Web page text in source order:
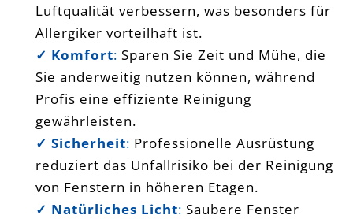
Luftqualität verbessern, was besonders für
Allergiker vorteilhaft ist.
✓ Komfort: Sparen Sie Zeit und Mühe, die
Sie anderweitig nutzen können, während
Profis eine effiziente Reinigung
gewährleisten.
✓ Sicherheit: Professionelle Ausrüstung
reduziert das Unfallrisiko bei der Reinigung
von Fenstern in höheren Etagen.
✓ Natürliches Licht: Saubere Fenster